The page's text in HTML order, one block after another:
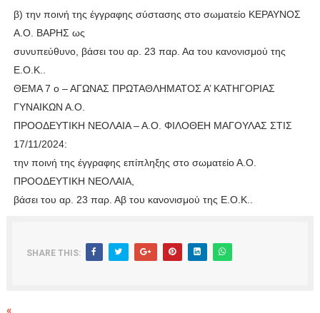
β) την ποινή της έγγραφης σύστασης στο σωματείο ΚΕΡΑΥΝΟΣ
Α.Ο. ΒΑΡΗΣ ως
συνυπεύθυνο, βάσει του αρ. 23 παρ. Αα του κανονισμού της
Ε.Ο.Κ..
ΘΕΜΑ 7 ο – ΑΓΩΝΑΣ ΠΡΩΤΑΘΛΗΜΑΤΟΣ Α’ ΚΑΤΗΓΟΡΙΑΣ
ΓΥΝΑΙΚΩΝ Α.Ο.
ΠΡΟΟΔΕΥΤΙΚΗ ΝΕΟΛΑΙΑ – Α.Ο. ΦΙΛΟΘΕΗ ΜΑΓΟΥΛΑΣ ΣΤΙΣ
17/11/2024:
την ποινή της έγγραφης επίπληξης στο σωματείο Α.Ο.
ΠΡΟΟΔΕΥΤΙΚΗ ΝΕΟΛΑΙΑ,
βάσει του αρ. 23 παρ. Αβ του κανονισμού της Ε.Ο.Κ..
SHARE THIS:
«